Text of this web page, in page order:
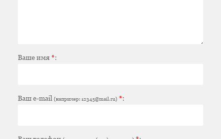
Ваше имя*:
Ваш e-mail (например: 12345@mail.ru) *: